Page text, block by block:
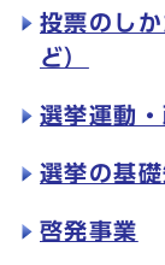
投票のし
ど）
選挙運動
選挙の基
啓発事業